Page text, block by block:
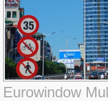
Eurowindow